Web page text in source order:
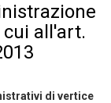
all'art.
di vertice